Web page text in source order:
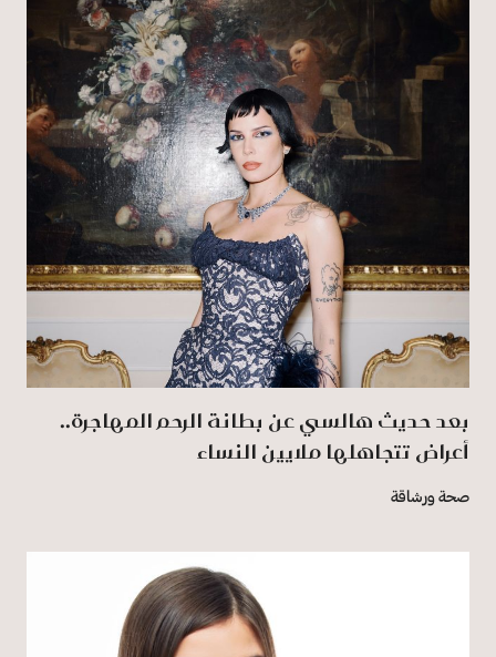
بعد حديث هالسي عن بطانة الرحم المهاجرة..
أعراض تتجاهلها ملايين النساء
صحة ورشاقة